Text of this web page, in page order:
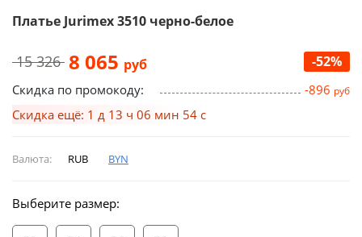
Платье Jurimex 3510 черно-белое
15 326 8 065 руб -52%
Скидка по промокоду: -896 руб
Скидка ещё: 1 д 13 ч 06 мин 53 с
Валюта: RUB BYN
Выберите размер: